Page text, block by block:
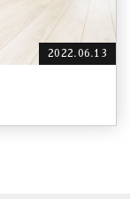
2022.06.13